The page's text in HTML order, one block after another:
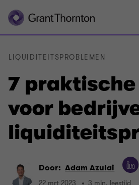
7
voor
LIQUIDITEITSPROBLEMEN
Door: Adam Azulai